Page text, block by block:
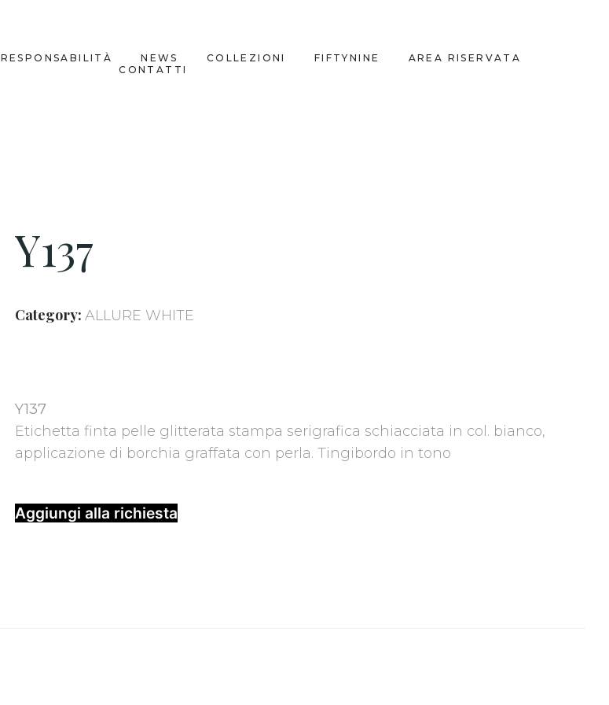
RESPONSABILITÀ NEWS COLLEZIONI FIFTYNINE
AREA RISERVATA
CONTATTI
Y137
Category: ALLURE WHITE
Y137
Etichetta finta pelle glitterata stampa serigrafica schiacciata in col. bianco,
applicazione di borchia graffata con perla. Tingibordo in tono
Aggiungi alla richiesta